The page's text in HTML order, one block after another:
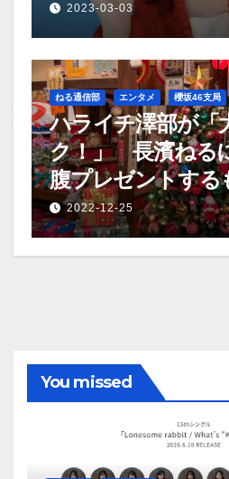
2023-03-03
ねる通信部 エンタメ 櫻坂46支局
ハライチ澤部が「
ク！」 長濱ねる
腹プレゼントす
2022-12-25
You missed